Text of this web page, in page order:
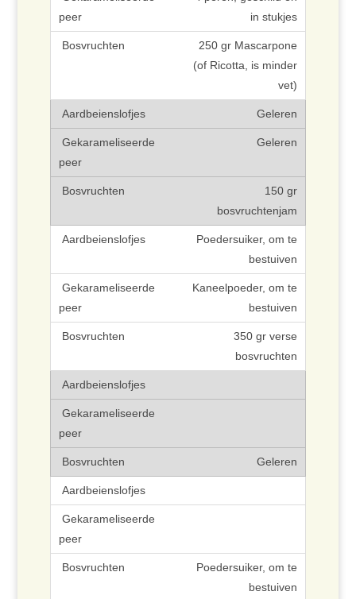
in stukjes
250 gr Mascarpone
(of Ricotta, is minder
vet)
Geleren
Geleren
150 gr
bosvruchtenjam
Poedersuiker, om te
bestuiven
Kaneelpoeder, om te
bestuiven
350 gr verse
bosvruchten
Geleren
Poedersuiker, om te
bestuiven